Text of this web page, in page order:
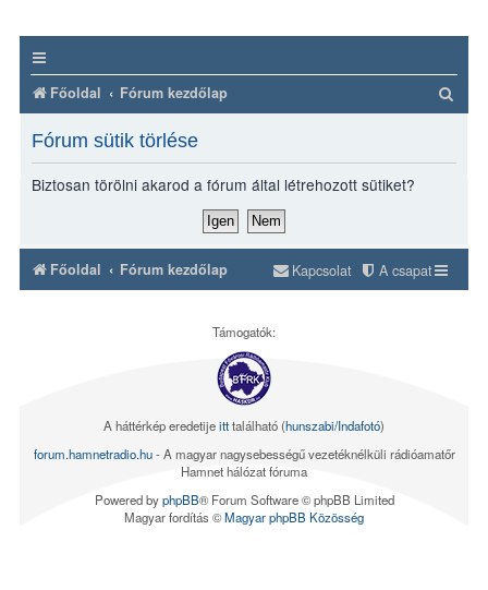
Főoldal Fórum kezdőlap
Fórum sütik törlése
Biztosan törölni akarod a fórum által létrehozott sütiket?
Főoldal Fórum kezdőlap A csapat
Kapcsolat
Támogatók:
A háttérkép eredetijeitttalálható (hunszabi/Indafotó)
forum.hamnetradio.hu- A magyar nagysebességű vezetéknélküli rádióamatőr
Hamnet hálózat fóruma
Powered byphpBB® Forum Software © phpBB Limited
Magyar fordítás ©Magyar phpBB Közösség